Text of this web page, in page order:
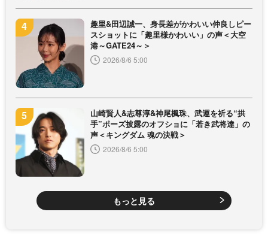
趣里&田辺誠一、身長差がかわいい仲良しピー
スショットに「趣里様かわいい」の声＜大空
港～GATE24～＞
2026/8/6 5:00
山崎賢人&志尊淳&神尾楓珠、武運を祈る“拱
手”ポーズ披露のオフショに「若き武将達」の
声＜キングダム 魂の決戦＞
2026/8/6 5:00
もっと見る